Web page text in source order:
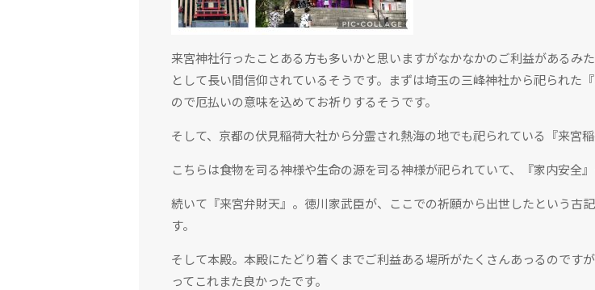
来宮神社行ったことある方も多いかと思いますがなかなかのご利益があるみ
として長い間信仰されているそうです。まずは埼玉の三峰神社から祀られた
ので厄払いの意味を込めてお祈りするそうです。
そして、京都の伏見稲荷大社から分霊され熱海の地でも祀られている『来宮稲
こちらは食物を司る神様や生命の源を司る神様が祀られていて、『家内安全
続いて『来宮弁財天』。徳川家武臣が、ここでの祈願から出世したという古
す。
そして本殿。本殿にたどり着くまでご利益ある場所がたくさんあっるのです
ってこれまた良かったです。